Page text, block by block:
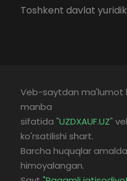
Toshkent davlat
Veb-saytdan ma'lumot
manba
sifatida "UZDXAUF.UZ"
ko'rsatilishi shart.
Barcha huquqlar
himoyalangan.